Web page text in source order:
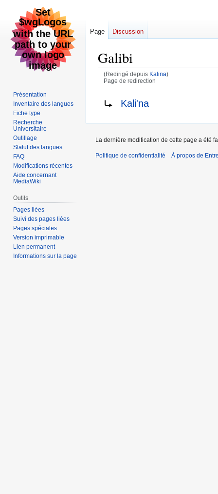
Galibi
(Redirigé depuis Kalina)
Page de redirection
Rediriger vers :
Kali'na
Page Discussion
Présentation
Inventaire des langues
Fiche type
Recherche
Universitaire
Outillage
Statut des langues
FAQ
Modifications récentes
Aide concernant
MediaWiki
Outils
Pages liées
Suivi des pages liées
Pages spéciales
Version imprimable
Lien permanent
Informations sur la page
La dernière modification de cette page a été
Politique de confidentialité À propos de